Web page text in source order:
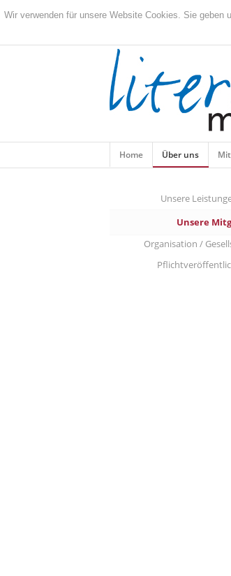
Wir verwenden für unsere Website Cookies. Sie geben
Home Über uns
Unsere
Unsere
Organisation /